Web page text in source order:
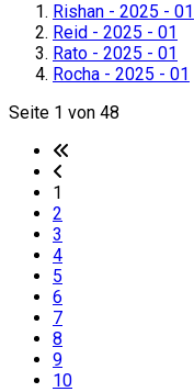
Rishan - 2025 - 01
Reid - 2025 - 01
Rato - 2025 - 01
Rocha - 2025 - 01
Seite 1 von 48
1
2
3
4
5
6
7
8
9
10